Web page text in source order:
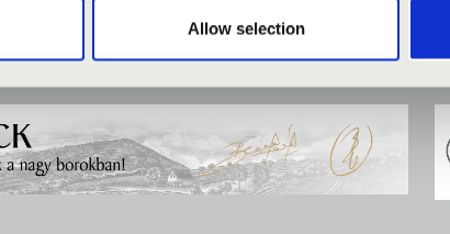
Allow selection